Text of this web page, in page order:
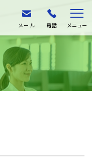
メール 電話 メニュー